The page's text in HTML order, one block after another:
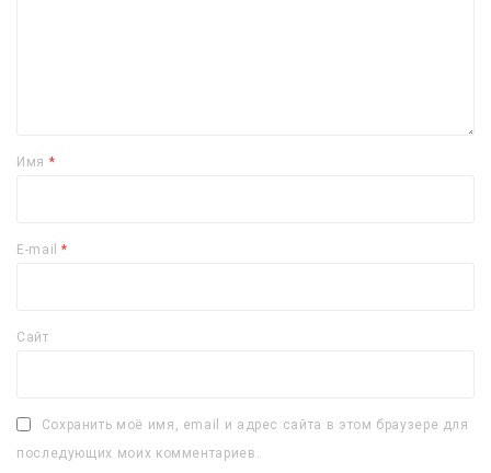
Имя *
E-mail*
Сайт
Сохранить моё имя, email и адрес сайта в этом браузере для
последующих моих комментариев.